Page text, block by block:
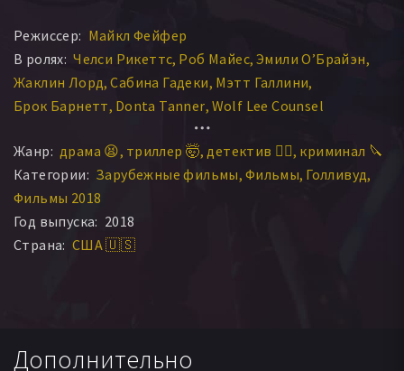
Режиссер: Майкл Фейфер
В ролях: Челси Рикеттс Роб Майес Эмили О’Брайэн
Жаклин Лорд Сабина Гадеки Мэтт Галлини
Брок Барнетт Donta Tanner Wolf Lee Counsel
Жанр: драма 😫 триллер 🤯 детектив 🕵️‍♂️ криминал 🔪
Категории: Зарубежные фильмы Фильмы Голливуд
Фильмы 2018
Год выпуска: 2018
Страна: США 🇺🇸
Дополнительно